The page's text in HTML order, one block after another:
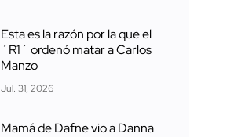
Esta es la razón por la que el
´R1´ ordenó matar a Carlos
Manzo
Jul. 31, 2026
Mamá de Dafne vio a Danna